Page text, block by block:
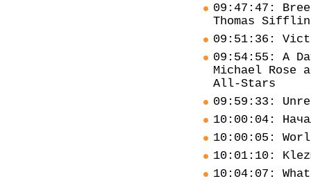
09:47:47:
Thomas
09:51:36:
09:54:55: A
Michael Rose
All-Stars
09:59:33:
10:00:04:
10:00:05:
10:01:10:
10:04:07: